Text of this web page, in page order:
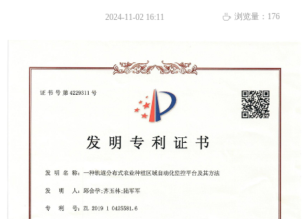
2024-11-02 16:11 ꄘ 浏览量： 176